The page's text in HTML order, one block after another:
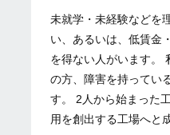
未就学・未経験などを
い、あるいは、低賃金
を得ない人がいます。
の方、障害を持ってい
す。 2人から始まった
用を創出する工場へと